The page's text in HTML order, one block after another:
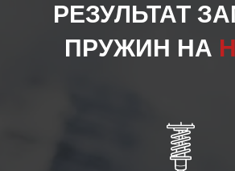
РЕЗУЛЬТАТ
ПРУЖИН НА